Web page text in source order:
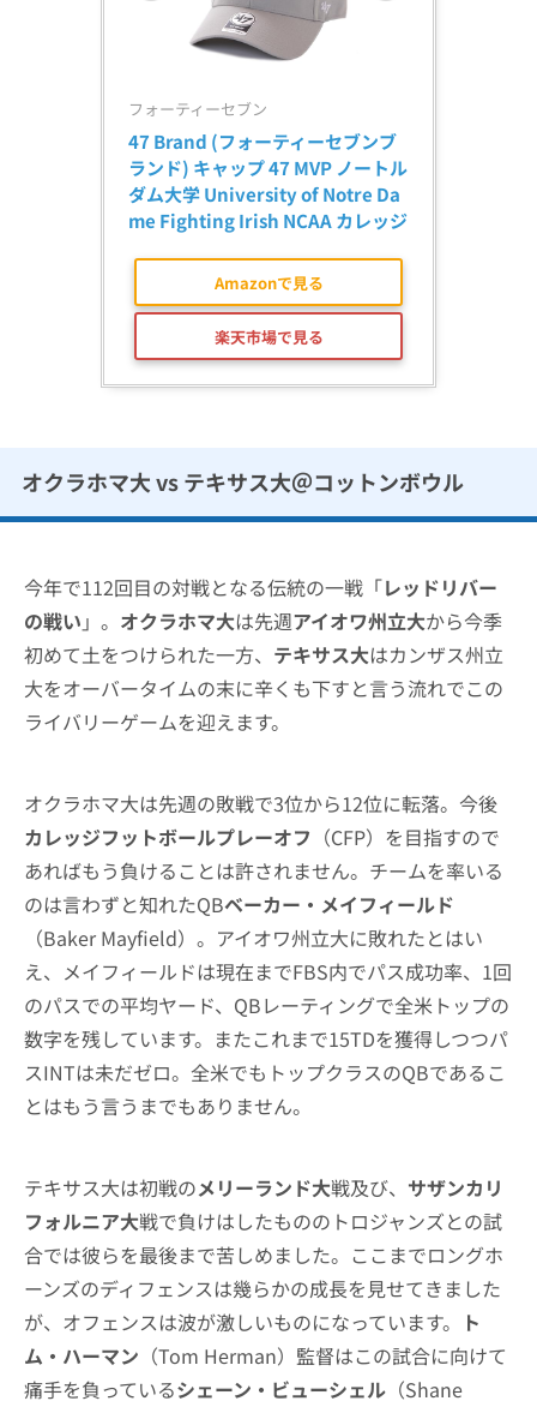
フォーティーセブン
47 Brand (フォーティーセブンブ
ランド) キャップ 47 MVP ノートル
ダム大学 University of Notre Da
me Fighting Irish NCAA カレッジ
Amazonで見る
楽天市場で見る
オクラホマ大 vs テキサス大＠コットンボウル
今年で112回目の対戦となる伝統の一戦「レッドリバー
の戦い 」。 オクラホマ大は先週アイオワ州立大から今季
初めて土をつけられた一方、 テキサス大はカンザス州立
大をオーバータイムの末に辛くも下すと言う流れでこの
ライバリーゲームを迎えます。
オクラホマ大は先週の敗戦で3位から12位に転落。今後
カレッジフットボールプレーオフ （CFP）を目指すので
あればもう負けることは許されません。チームを率いる
のは言わずと知れたQBベーカー・メイフィールド
（Baker Mayfield）。アイオワ州立大に敗れたとはい
え、メイフィールドは現在までFBS内でパス成功率、1回
のパスでの平均ヤード、QBレーティングで全米トップの
数字を残しています。またこれまで15TDを獲得しつつパ
スINTは未だゼロ。全米でもトップクラスのQBであるこ
とはもう言うまでもありません。
テキサス大は初戦のメリーランド大戦及び、 サザンカリ
フォルニア大戦で負けはしたもののトロジャンズとの試
合では彼らを最後まで苦しめました。ここまでロングホ
ーンズのディフェンスは幾らかの成長を見せてきました
が、オフェンスは波が激しいものになっています。
ト
ム・ハーマン （Tom Herman）監督はこの試合に向けて
痛手を負っているシェーン・ビューシェル （Shane